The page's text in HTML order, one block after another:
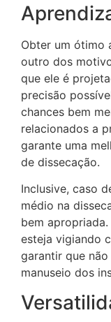
Obter um ótimo
outro dos
que ele é
precisão
chances bem
relacionados a
garante uma
de dissecação.
Inclusive, caso
médio na
bem
esteja vigiando
garantir que
manuseio dos